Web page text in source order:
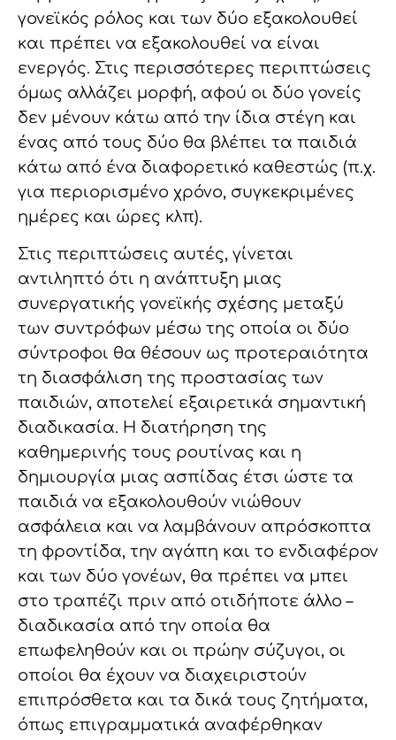
γονεϊκός ρόλος και των δύο εξακολουθεί
και πρέπει να εξακολουθεί να είναι
ενεργός. Στις περισσότερες περιπτώσεις
όμως αλλάζει μορφή, αφού οι δύο γονείς
δεν μένουν κάτω από την ίδια στέγη και
ένας από τους δύο θα βλέπει τα παιδιά
κάτω από ένα διαφορετικό καθεστώς (π.χ.
για περιορισμένο χρόνο, συγκεκριμένες
ημέρες και ώρες κλπ).
Στις περιπτώσεις αυτές, γίνεται
αντιληπτό ότι η ανάπτυξη μιας
συνεργατικής γονεϊκής σχέσης μεταξύ
των συντρόφων μέσω της οποία οι δύο
σύντροφοι θα θέσουν ως προτεραιότητα
τη διασφάλιση της προστασίας των
παιδιών, αποτελεί εξαιρετικά σημαντική
διαδικασία. Η διατήρηση της
καθημερινής τους ρουτίνας και η
δημιουργία μιας ασπίδας έτσι ώστε τα
παιδιά να εξακολουθούν νιώθουν
ασφάλεια και να λαμβάνουν απρόσκοπτα
τη φροντίδα, την αγάπη και το ενδιαφέρον
και των δύο γονέων, θα πρέπει να μπει
στο τραπέζι πριν από οτιδήποτε άλλο –
διαδικασία από την οποία θα
επωφεληθούν και οι πρώην σύζυγοι, οι
οποίοι θα έχουν να διαχειριστούν
επιπρόσθετα και τα δικά τους ζητήματα,
όπως επιγραμματικά αναφέρθηκαν